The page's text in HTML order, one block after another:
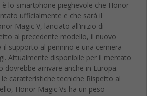
lo smartphone pieghevole che Honor
ufficialmente e che sarà il
Magic V, lanciato all’inizio di
al precedente modello, il nuovo
il supporto al pennino e una cerniera
Attualmente disponibile per il mercato
dovrebbe arrivare anche in Europa.
le caratteristiche tecniche Rispetto al
Honor Magic Vs ha un peso